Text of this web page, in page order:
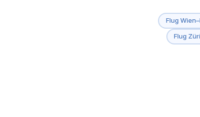
Anbieter
vermittelte
Flug
Flug